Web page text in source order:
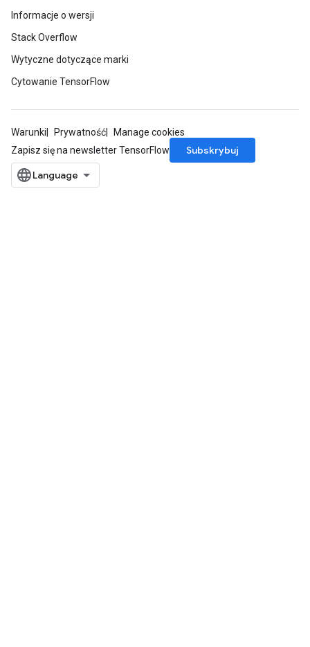
Informacje o wersji
Stack Overflow
Wytyczne dotyczące marki
Cytowanie TensorFlow
Warunki Prywatność
Manage cookies
Zapisz się na newsletter TensorFlow
Subskrybuj